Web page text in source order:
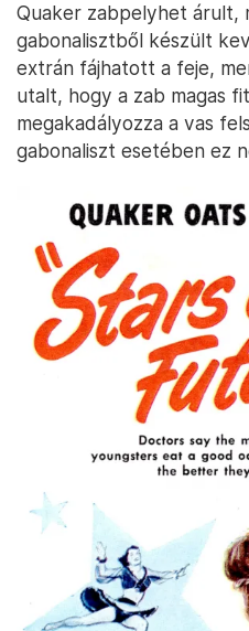
Quaker zabpelyhet árult,
gabonalisztből készült
extrán fájhatott a feje,
utalt, hogy a zab magas
megakadályozza a vas
gabonaliszt esetében ez